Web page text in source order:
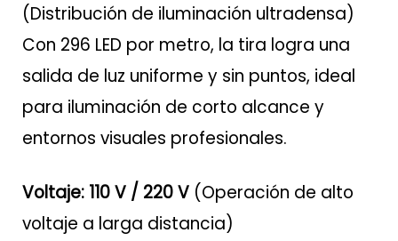
(Distribución de iluminación ultradensa)
Con 296 LED por metro, la tira logra una
salida de luz uniforme y sin puntos, ideal
para iluminación de corto alcance y
entornos visuales profesionales.
Voltaje: 110 V / 220 V (Operación de alto
voltaje a larga distancia)